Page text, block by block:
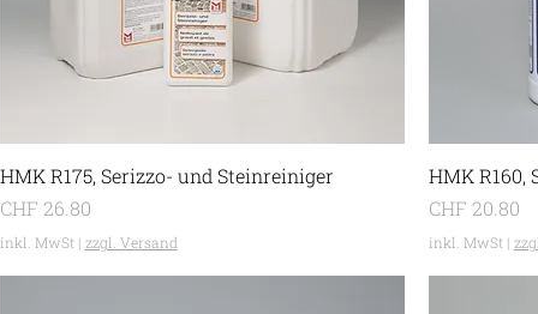
HMK R175, Serizzo- und Steinreiniger
Preis
CHF 26.80
inkl. MwSt | zzgl. Versand
HMK
Preis
CHF 20.80
inkl. MwSt |